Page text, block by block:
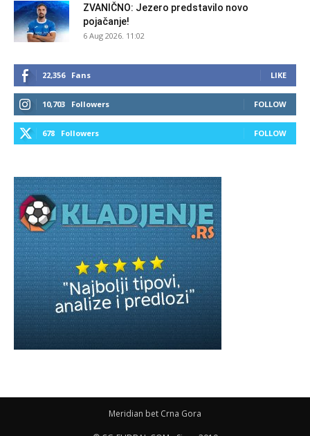
ZVANIČNO: Jezero predstavilo novo
pojačanje!
6 Aug 2026. 11:02
22,356 Fans LIKE
10,703 Followers FOLLOW
678 Followers FOLLOW
Meridian bet Crna Gora